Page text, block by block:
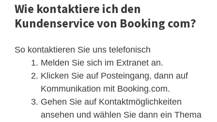
Wie kontaktiere ich den
Kundenservice von Booking com?
So kontaktieren Sie uns telefonisch
Melden Sie sich im Extranet an.
Klicken Sie auf Posteingang, dann auf
Kommunikation mit Booking.com.
Gehen Sie auf Kontaktmöglichkeiten
ansehen und wählen Sie dann ein Thema